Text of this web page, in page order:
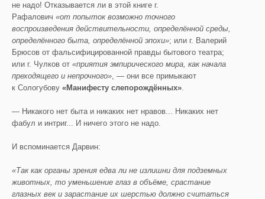
не надо! Отказывается ли в этой книге г.
Рафалович «от попыток возможно точного
воспроизведения действительности, определённой среды,
определённого быта, определённой эпохи»; или г. Валерий
Брюсов от фальсифицированной правды бытового театра;
или г. Чулков от «приятия эмпирического мира, как начала
преходящего и непрочного», — они все примыкают
к Сологубову «Манифесту слепорождённых».
— Никакого нет быта и никаких нет нравов... Никаких нет
фабул и интриг... И ничего этого не надо.
И вспоминается Дарвин:
«Так как органы зрения едва ли не излишни для подземных
животных, то уменьшение глаз в объёме, срастание
глазных век и зарастание их шерстью должно считаться